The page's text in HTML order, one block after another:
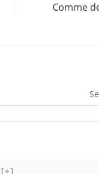
Comme
[+]